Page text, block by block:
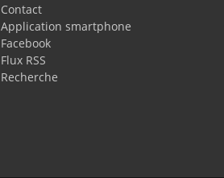
Contact
Application smartphone
Facebook
Flux RSS
Recherche